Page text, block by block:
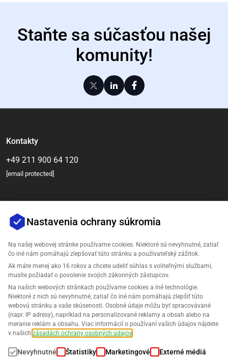
Staňte sa súčasťou našej
komunity!
Kontakty
+49 211 900 64 120
[email protected]
Spoločnosť
Podpora
Riešenia pre Amazon
Nastavenia ochrany súkromia
Na našej webovej stránke používame cookies. Niektoré sú nevyhnutné, zatiaľ
čo iné nám pomáhajú zlepšovať túto stránku a používateľský zážitok.
Ak máte menej ako 16 rokov a chcete udeliť súhlas s voliteľnými službami,
musíte požiadať o povolenie svojich zákonných zástupcov.
Na našich webových stránkach používame cookies a iné technológie.
Niektoré z nich sú nevyhnutné, zatiaľ čo iné nám pomáhajú zlepšiť túto
webovú stránku a vaše skúsenosti. Osobné údaje môžu byť spracovávané
(napr. IP adresy), napríklad na personalizované reklamy a obsah alebo na
meranie reklám a obsahu. Viac informácií o používaní vašich údajov nájdete
v našich zásadách ochrany osobných údajov
Nevyhnutné Štatistiky Marketingové Externé médiá